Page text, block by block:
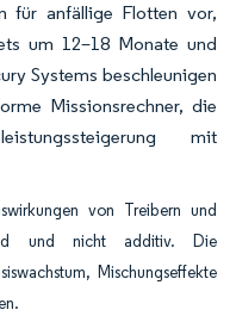
für anfällige Flotten vor,
um 12–18 Monate und
Systems beschleunigen
Missionsrechner, die
mit
von Treibern und
und nicht additiv. Die
Mischungseffekte